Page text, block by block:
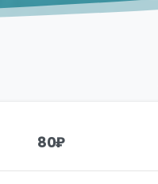
80₽